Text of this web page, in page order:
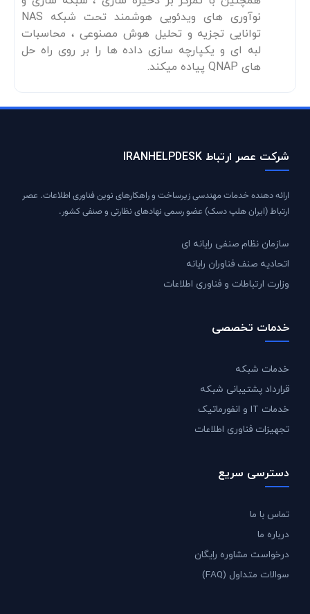
نوآوری های ویدئویی هوشمند تحت شبکه NAS
توانایی تجزیه و تحلیل هوش مصنوعی ، محاسبات
لبه ای و یکپارچه سازی داده ها را بر روی راه حل
های QNAP پیاده می­کند.
شرکت عصر ارتباط IRANHELPDESK
ارائه دهنده خدمات مهندسی زیرساخت و راهکارهای نوین فناوری اطلاعات. عصر
ارتباط (ایران هلپ دسک) عضو رسمی نهادهای نظارتی و صنفی کشور.
سازمان نظام صنفی رایانه ای
اتحادیه صنف فناوران رایانه
وزارت ارتباطات و فناوری اطلاعات
خدمات تخصصی
خدمات شبکه
قرارداد پشتیبانی شبکه
خدمات IT و انفورماتیک
تجهیزات فناوری اطلاعات
دسترسی سریع
تماس با ما
درباره ما
درخواست مشاوره رایگان
سوالات متداول (FAQ)